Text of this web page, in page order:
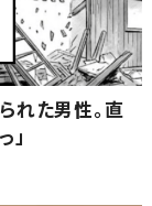
れた男性。直